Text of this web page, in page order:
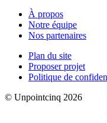
À propos
Notre équipe
Nos partenaires
Plan du site
Proposer projet
Politique de
© Unpointcinq 2026